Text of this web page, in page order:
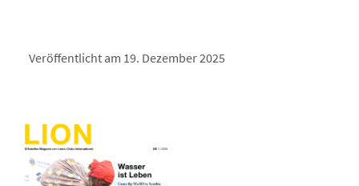
Veröffentlicht am 19. Dezember 2025